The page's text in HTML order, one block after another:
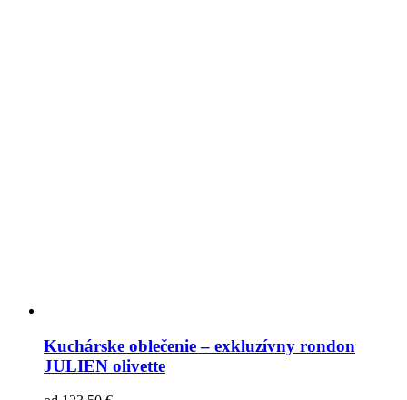
Kuchárske oblečenie – exkluzívny rondon
JULIEN olivette